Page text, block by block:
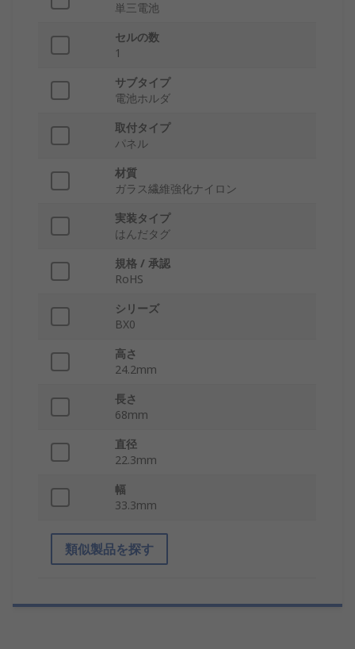
単三電池
セルの数
1
サブタイプ
電池ホルダ
取付タイプ
パネル
材質
ガラス繊維強化ナイロン
実装タイプ
はんだタグ
規格 / 承認
RoHS
シリーズ
BX0
高さ
24.2mm
長さ
68mm
直径
22.3mm
幅
33.3mm
類似製品を探す